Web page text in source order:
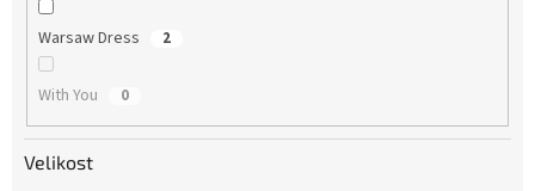
Warsaw Dress 2
With You 0
Velikost